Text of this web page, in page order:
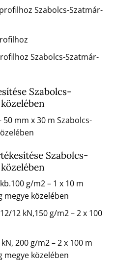
Szabolcs-Szatmár-
Szabolcs-Szatmár-
Szabolcs-
50 mm x 30 m Szabolcs-
Szabolcs-
g/m2 – 1 x 10 m
megye közelében
12 kN,150 g/m2 – 2 x 100
200 g/m2 – 2 x 100 m
megye közelében